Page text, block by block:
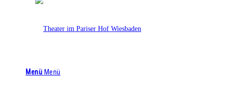
Menü Menü